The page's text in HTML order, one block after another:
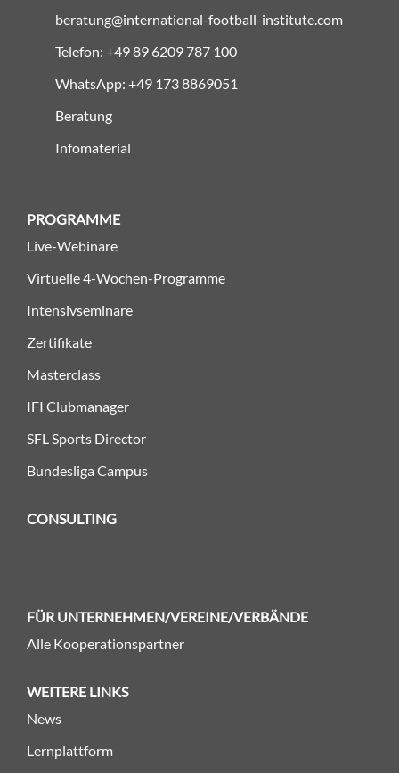
beratung@international-football-institute.com
Telefon: +49 89 6209 787 100
WhatsApp: +49 173 8869051
Beratung
Infomaterial
PROGRAMME
Live-Webinare
Virtuelle 4-Wochen-Programme
Intensivseminare
Zertifikate
Masterclass
IFI Clubmanager
SFL Sports Director
Bundesliga Campus
CONSULTING
FÜR UNTERNEHMEN/VEREINE/VERBÄNDE
Alle Kooperationspartner
WEITERE LINKS
News
Lernplattform